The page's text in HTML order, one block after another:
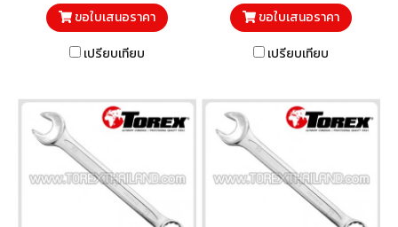
3113 และวัสดุโครมวานาเดียม
ขอใบเสนอราคา
เปรียบเทียบ
3113 และวัสดุโครมวานาเดียม
ขอใบเสนอราคา
เปรียบเทียบ